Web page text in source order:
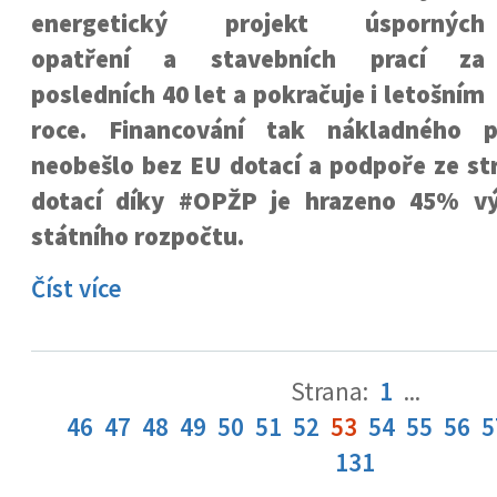
energetický projekt úsporných
opatření a stavebních prací za
posledních 40 let a pokračuje i letošním
roce. Financování tak nákladného
neobešlo bez EU dotací a podpoře ze
dotací díky #OPŽP je hrazeno 45%
státního rozpočtu.
Číst více
Strana: 1 ...
46 47 48 49 50 51 52 53 54 55 56
131